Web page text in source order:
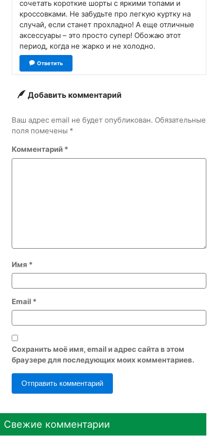
сочетать короткие шорты с яркими топами и
кроссовками. Не забудьте про легкую куртку на
случай, если станет прохладно! А еще отличные
аксессуары – это просто супер! Обожаю этот
период, когда не жарко и не холодно.
Ответить
Добавить комментарий
Ваш адрес email не будет опубликован. Обязательные
поля помечены *
Комментарий *
Имя *
Email *
Сохранить моё имя, email и адрес сайта в этом
браузере для последующих моих комментариев.
Свежие комментарии